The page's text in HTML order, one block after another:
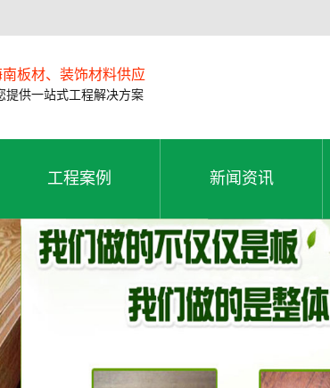
板材、装饰材料供应
供一站式工程解决方案
工程案例
工程案例
工程案例
新闻资讯
新闻资讯
公司新闻
行业动态
常见问题